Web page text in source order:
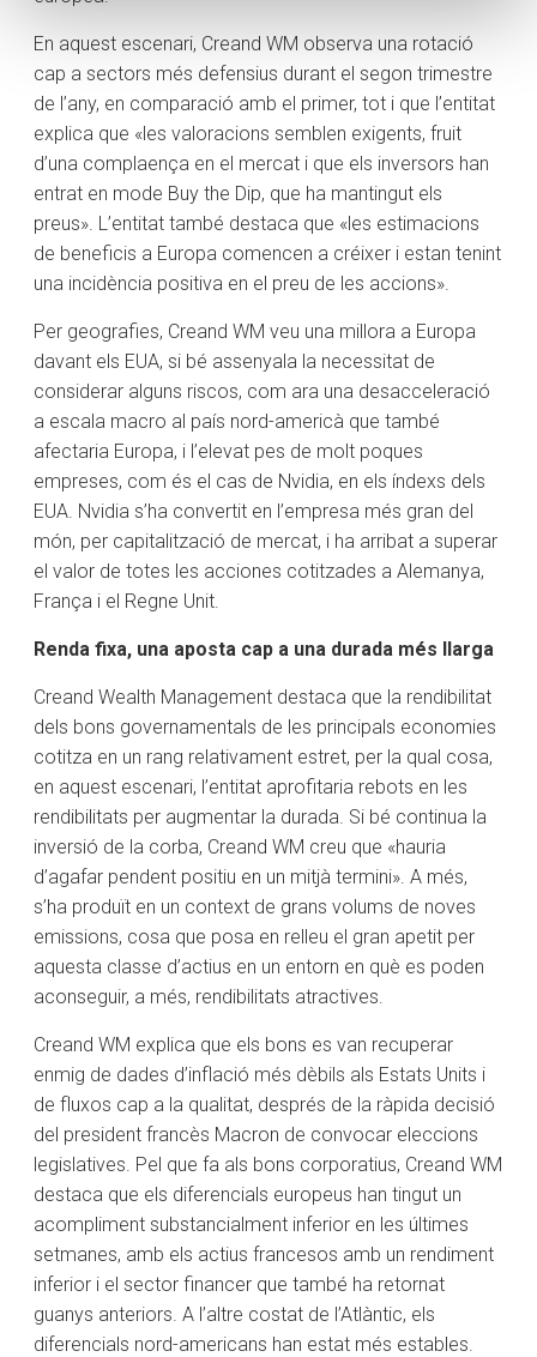
En aquest escenari, Creand WM observa una rotació
cap a sectors més defensius durant el segon trimestre
de l’any, en comparació amb el primer, tot i que l’entitat
explica que «les valoracions semblen exigents, fruit
d’una complaença en el mercat i que els inversors han
entrat en mode Buy the Dip, que ha mantingut els
preus». L’entitat també destaca que «les estimacions
de beneficis a Europa comencen a créixer i estan tenint
una incidència positiva en el preu de les accions».
Per geografies, Creand WM veu una millora a Europa
davant els EUA, si bé assenyala la necessitat de
considerar alguns riscos, com ara una desacceleració
a escala macro al país nord-americà que també
afectaria Europa, i l’elevat pes de molt poques
empreses, com és el cas de Nvidia, en els índexs dels
EUA. Nvidia s’ha convertit en l’empresa més gran del
món, per capitalització de mercat, i ha arribat a superar
el valor de totes les acciones cotitzades a Alemanya,
França i el Regne Unit.
Renda fixa, una aposta cap a una durada més llarga
Creand Wealth Management destaca que la rendibilitat
dels bons governamentals de les principals economies
cotitza en un rang relativament estret, per la qual cosa,
en aquest escenari, l’entitat aprofitaria rebots en les
rendibilitats per augmentar la durada. Si bé continua la
inversió de la corba, Creand WM creu que «hauria
d’agafar pendent positiu en un mitjà termini». A més,
s’ha produït en un context de grans volums de noves
emissions, cosa que posa en relleu el gran apetit per
aquesta classe d’actius en un entorn en què es poden
aconseguir, a més, rendibilitats atractives.
Creand WM explica que els bons es van recuperar
enmig de dades d’inflació més dèbils als Estats Units i
de fluxos cap a la qualitat, després de la ràpida decisió
del president francès Macron de convocar eleccions
legislatives. Pel que fa als bons corporatius, Creand WM
destaca que els diferencials europeus han tingut un
acompliment substancialment inferior en les últimes
setmanes, amb els actius francesos amb un rendiment
inferior i el sector financer que també ha retornat
guanys anteriors. A l’altre costat de l’Atlàntic, els
diferencials nord-americans han estat més estables.